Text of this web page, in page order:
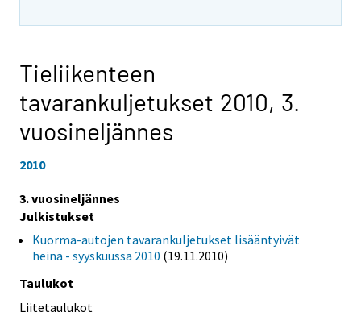
Tieliikenteen
tavarankuljetukset 2010, 3.
vuosineljännes
2010
3. vuosineljännes
Julkistukset
Kuorma-autojen tavarankuljetukset lisääntyivät
heinä - syyskuussa 2010 (19.11.2010)
Taulukot
Liitetaulukot